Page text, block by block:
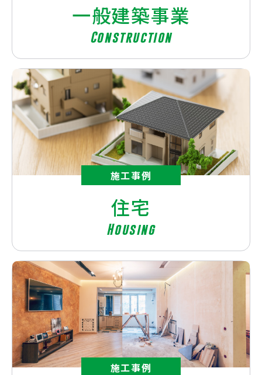
一般建築事業
Construction
施工事例
住宅
Housing
施工事例